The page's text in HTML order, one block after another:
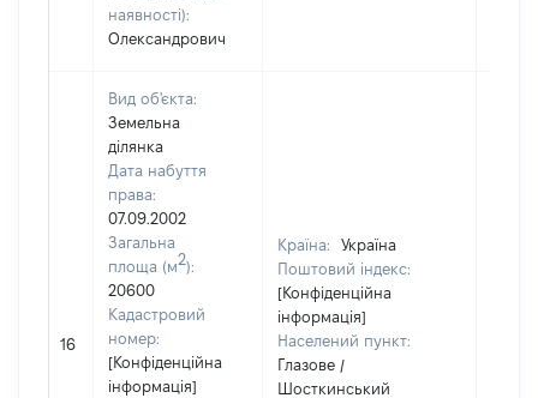
наявності):
Олександрович
16
Вид об'єкта:
Земельна
ділянка
Дата набуття
права:
07.09.2002
Загальна
площа (м2):
20600
Кадастровий
номер:
[Конфіденційна
інформація]
Країна:
Україна
Поштовий індекс:
[Конфіденційна
інформація]
Населений пункт:
Глазове /
Шосткинський